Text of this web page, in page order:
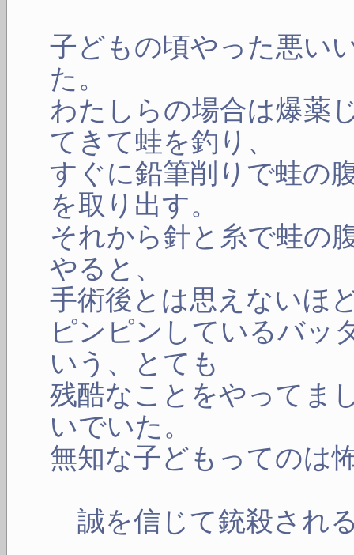
子どもの頃やった悪い
た。
わたしらの場合は爆薬
てきて蛙を釣り、
すぐに鉛筆削りで蛙の
を取り出す。
それから針と糸で蛙の
やると、
手術後とは思えないほ
ピンピンしているバッ
いう、とても
残酷なことをやってま
いでいた。
無知な子どもってのは
誠を信じて銃殺され